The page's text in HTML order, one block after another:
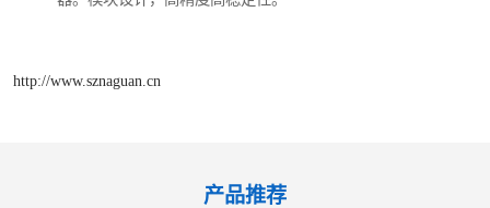
http://www.sznaguan.cn
产品推荐